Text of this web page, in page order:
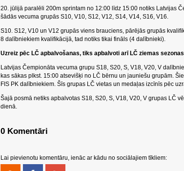
20. jūlijā paralēli 200m sprintam no 12:00 līdz 15:00 notiks Latvijas
šādās vecuma grupās S10, V10, S12, V12, S14, V14, S16, V16.
S10. S12, V10 un V12 grupās viens brauciens, pārējās grupās
8 dalībniekiem kvalifikācijā, tad notiks tikai fināls (4 dalībnieki).
Uzreiz pēc LČ apbalvošanas, tiks apbalvoti arī LČ ziemas
Latvijas Čempionāta vecuma grupu S18, S20, S, V18, V20, V
kas sākas plkst. 15:00 atsevišķi no LČ bērnu un jauniešu grupām.
FIS PK dalībniekiem. Šīs grupas LČ vietas un medaļas izcīnīs pēc
Šajā posmā netiks apbalvotas S18, S20, S, V18, V20, V grupas LČ
dienā.
0 Komentāri
Lai pievienotu komentāru, ienāc ar kādu no sociālajiem tīkliem: